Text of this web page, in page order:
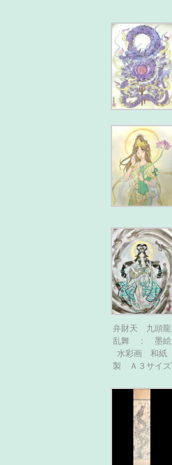
弁財天 九頭龍
乱舞 ： 墨絵
水彩画 和紙
製 Ａ３サイズ